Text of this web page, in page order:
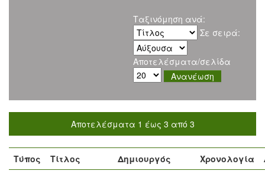
Ταξινόμηση ανά:
Σε σειρά:
Αποτελέσματα/σελίδα
Αποτελέσματα 1 έως 3 από 3
Τύπος Τίτλος Δημιουργός Χρονολογία